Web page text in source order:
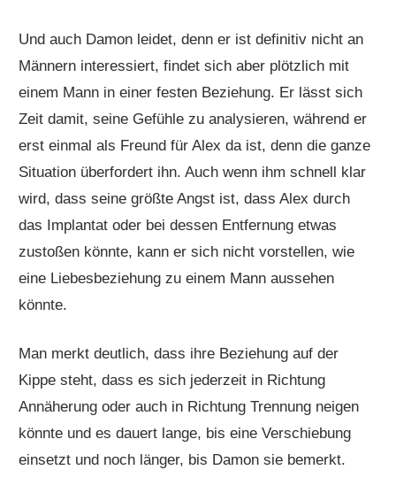
Und auch Damon leidet, denn er ist definitiv nicht an
Männern interessiert, findet sich aber plötzlich mit
einem Mann in einer festen Beziehung. Er lässt sich
Zeit damit, seine Gefühle zu analysieren, während er
erst einmal als Freund für Alex da ist, denn die ganze
Situation überfordert ihn. Auch wenn ihm schnell klar
wird, dass seine größte Angst ist, dass Alex durch
das Implantat oder bei dessen Entfernung etwas
zustoßen könnte, kann er sich nicht vorstellen, wie
eine Liebesbeziehung zu einem Mann aussehen
könnte.
Man merkt deutlich, dass ihre Beziehung auf der
Kippe steht, dass es sich jederzeit in Richtung
Annäherung oder auch in Richtung Trennung neigen
könnte und es dauert lange, bis eine Verschiebung
einsetzt und noch länger, bis Damon sie bemerkt.